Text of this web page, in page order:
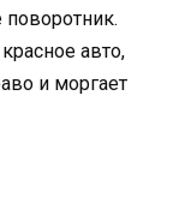
авто,
и моргает